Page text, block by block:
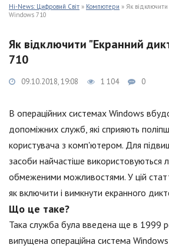
Hi-News: Цифровий Світ » Компютери » Як
Windows 710
Як відключити "Екранний
710
09.10.2018, 19:08 1 104 0
В операційних системах Windows
допоміжних служб, які сприяють
користувача з комп'ютером. Для
засоби найчастіше використовуються
обмеженими можливостями. У цій
як включити і вимкнути екранного
Що це таке?
Така служба була введена ще в 1999
випущена операційна система